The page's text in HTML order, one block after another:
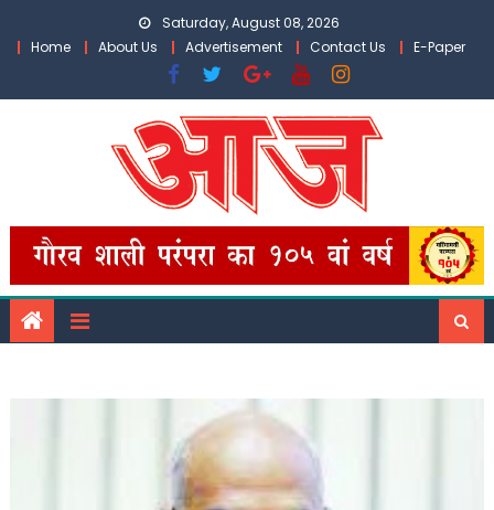
Saturday, August 08, 2026
Home
About Us Advertisement Contact Us E-Paper